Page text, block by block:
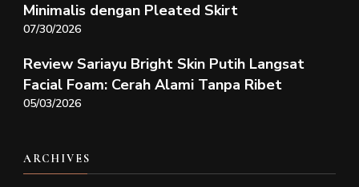
Minimalis dengan Pleated Skirt
07/30/2026
Review Sariayu Bright Skin Putih Langsat
Facial Foam: Cerah Alami Tanpa Ribet
05/03/2026
ARCHIVES